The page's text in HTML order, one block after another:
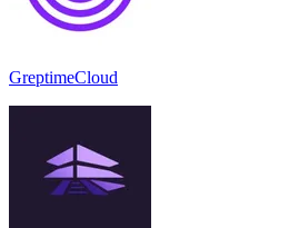
GreptimeCloud